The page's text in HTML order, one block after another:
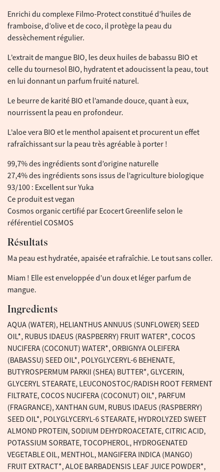
Enrichi du complexe Filmo-Protect constitué d’huiles de
framboise, d’olive et de coco, il protège la peau du
dessèchement régulier.
L’extrait de mangue BIO, les deux huiles de babassu BIO et
celle du tournesol BIO, hydratent et adoucissent la peau, tout
en lui donnant un parfum fruité naturel.
Le beurre de karité BIO et l’amande douce, quant à eux,
nourrissent la peau en profondeur.
L’aloe vera BIO et le menthol apaisent et procurent un effet
rafraîchissant sur la peau très agréable à porter !
99,7% des ingrédients sont d’origine naturelle
27,4% des ingrédients sons issus de l’agriculture biologique
93/100 : Excellent sur Yuka
Ce produit est vegan
Cosmos organic certifié par Ecocert Greenlife selon le
référentiel COSMOS
Résultats
Ma peau est hydratée, apaisée et rafraîchie. Le tout sans coller.
Miam ! Elle est enveloppée d’un doux et léger parfum de
mangue.
Ingredients
AQUA (WATER), HELIANTHUS ANNUUS (SUNFLOWER) SEED
OIL*, RUBUS IDAEUS (RASPBERRY) FRUIT WATER*, COCOS
NUCIFERA (COCONUT) WATER*, ORBIGNYA OLEIFERA
(BABASSU) SEED OIL*, POLYGLYCERYL-6 BEHENATE,
BUTYROSPERMUM PARKII (SHEA) BUTTER*, GLYCERIN,
GLYCERYL STEARATE, LEUCONOSTOC/RADISH ROOT FERMENT
FILTRATE, COCOS NUCIFERA (COCONUT) OIL*, PARFUM
(FRAGRANCE), XANTHAN GUM, RUBUS IDAEUS (RASPBERRY)
SEED OIL*, POLYGLYCERYL-6 STEARATE, HYDROLYZED SWEET
ALMOND PROTEIN, SODIUM DEHYDROACETATE, CITRIC ACID,
POTASSIUM SORBATE, TOCOPHEROL, HYDROGENATED
VEGETABLE OIL, MENTHOL, MANGIFERA INDICA (MANGO)
FRUIT EXTRACT*, ALOE BARBADENSIS LEAF JUICE POWDER*,